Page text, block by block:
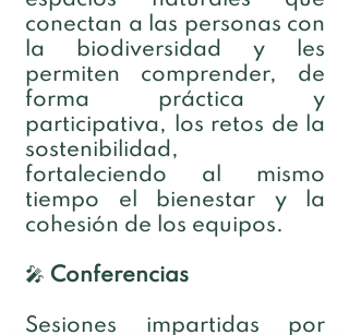
conectan a las personas con
la biodiversidad y les
permiten comprender, de
forma práctica y
participativa, los retos de la
sostenibilidad,
fortaleciendo al mismo
tiempo el bienestar y la
cohesión de los equipos.
🎤 Conferencias
Sesiones impartidas por